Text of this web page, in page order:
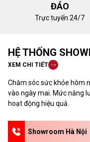
ĐÁO
Trực tuyến 24/7
HỆ THỐNG
XEM CHI TIẾT
Chăm sóc sức khỏe hôm
vào ngày mai. Mức năng
hoạt động hiệu quả.
Showroom Hà Nội